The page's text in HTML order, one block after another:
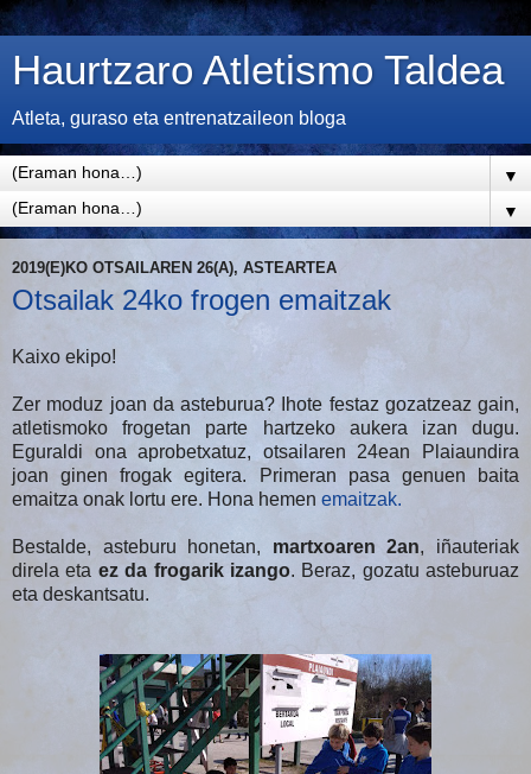
Haurtzaro Atletismo Taldea
Atleta, guraso eta entrenatzaileon bloga
▼
▼
2019(E)KO OTSAILAREN 26(A), ASTEARTEA
Otsailak 24ko frogen emaitzak
Kaixo ekipo!
Zer moduz joan da asteburua? Ihote festaz gozatzeaz gain,
atletismoko frogetan parte hartzeko aukera izan dugu.
Eguraldi ona aprobetxatuz, otsailaren 24ean Plaiaundira
joan ginen frogak egitera. Primeran pasa genuen baita
emaitza onak lortu ere. Hona hemen emaitzak.
Bestalde, asteburu honetan, martxoaren 2an, iñauteriak
direla eta ez da frogarik izango. Beraz, gozatu asteburuaz
eta deskantsatu.